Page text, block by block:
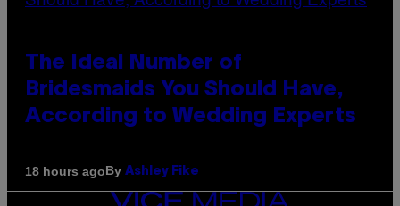
The Ideal Number of
Bridesmaids You Should Have,
According to Wedding Experts
18 hours agoBy Ashley Fike
VICE